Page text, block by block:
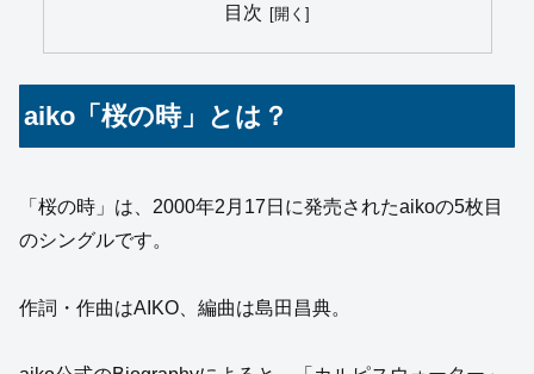
目次
aiko「桜の時」とは？
「桜の時」は、2000年2月17日に発売されたaikoの5枚目
のシングルです。
作詞・作曲はAIKO、編曲は島田昌典。